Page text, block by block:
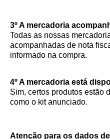
3º A mercadoria
Todas as nossas
acompanhadas de nota
informado na compra.
4º A mercadoria está
Sim, certos produtos estão
como o kit anunciado.
Atenção para os dados